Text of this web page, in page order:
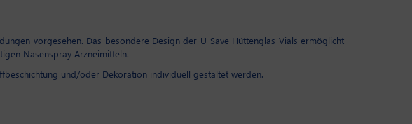
vorgesehen. Das besondere Design der U-Save Hüttenglas Vials ermöglicht
Nasenspray Arzneimitteln.
und/oder Dekoration individuell gestaltet werden.